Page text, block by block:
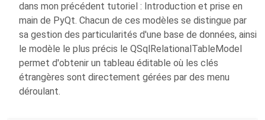
dans mon précédent tutoriel : Introduction et prise en
main de PyQt. Chacun de ces modèles se distingue par
sa gestion des particularités d'une base de données, ainsi
le modèle le plus précis le QSqlRelationalTableModel
permet d'obtenir un tableau éditable où les clés
étrangères sont directement gérées par des menu
déroulant.